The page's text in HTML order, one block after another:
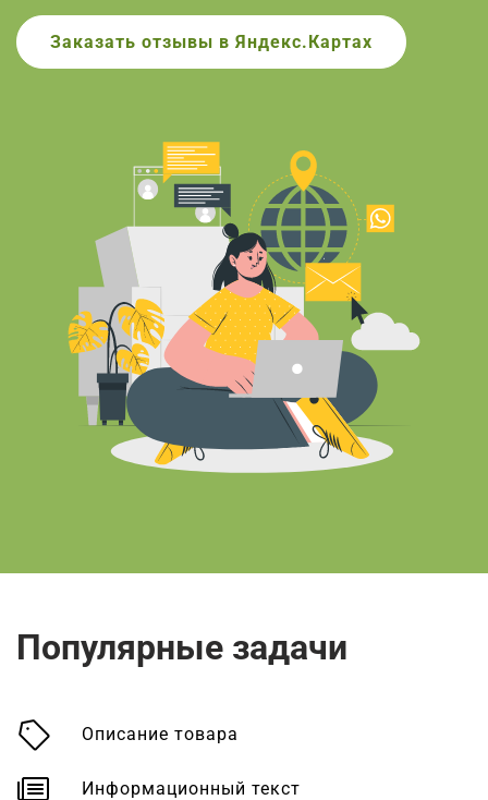
Заказать отзывы в Яндекс.Картах
Популярные задачи
Описание товара
Информационный текст